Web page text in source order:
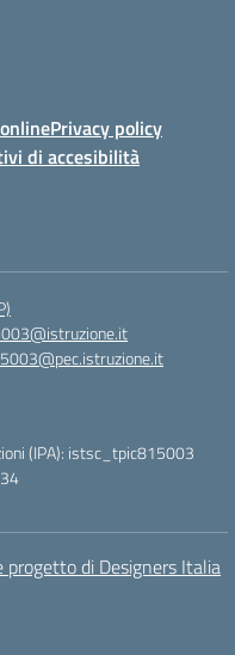
Privacy policy
di accesibilità
(IPA): istsc_tpic815003
progetto di Designers Italia